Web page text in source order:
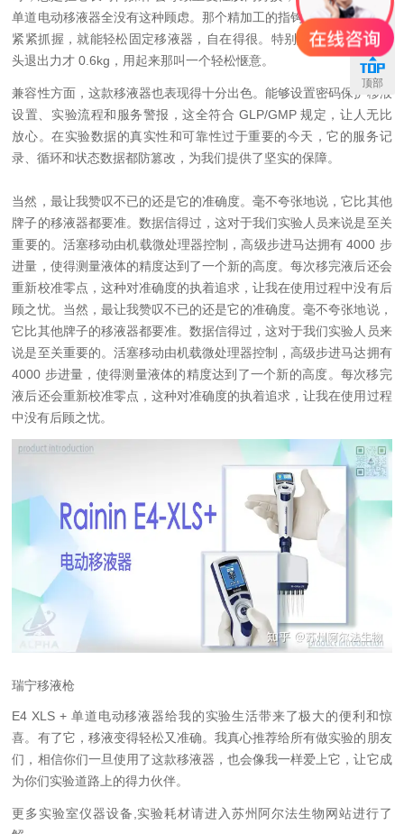
单道电动移液器全没有这种顾虑。那个精加工的指钩更是贴心，无需
紧紧抓握，就能轻松固定移液器，自在得很。特别是 LTS 型号，吸
头退出力才 0.6kg，用起来那叫一个轻松惬意。
兼容性方面，这款移液器也表现得十分出色。能够设置密码保护移液
设置、实验流程和服务警报，这全符合 GLP/GMP 规定，让人无比
放心。在实验数据的真实性和可靠性过于重要的今天，它的服务记
录、循环和状态数据都防篡改，为我们提供了坚实的保障。
当然，最让我赞叹不已的还是它的准确度。毫不夸张地说，它比其他
牌子的移液器都要准。数据信得过，这对于我们实验人员来说是至关
重要的。活塞移动由机载微处理器控制，高级步进马达拥有 4000 步
进量，使得测量液体的精度达到了一个新的高度。每次移完液后还会
重新校准零点，这种对准确度的执着追求，让我在使用过程中没有后
顾之忧。当然，最让我赞叹不已的还是它的准确度。毫不夸张地说，
它比其他牌子的移液器都要准。数据信得过，这对于我们实验人员来
说是至关重要的。活塞移动由机载微处理器控制，高级步进马达拥有
4000 步进量，使得测量液体的精度达到了一个新的高度。每次移完
液后还会重新校准零点，这种对准确度的执着追求，让我在使用过程
中没有后顾之忧。
瑞宁移液枪
E4 XLS + 单道电动移液器给我的实验生活带来了极大的便利和惊
喜。有了它，移液变得轻松又准确。我真心推荐给所有做实验的朋友
们，相信你们一旦使用了这款移液器，也会像我一样爱上它，让它成
为你们实验道路上的得力伙伴。
更多实验室仪器设备,实验耗材请进入苏州阿尔法生物网站进行了
联系
顶部